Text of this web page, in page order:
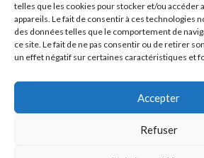
telles que les cookies pour stocker et/ou accéder
appareils. Le fait de consentir à ces technologies
des données telles que le comportement de
ce site. Le fait de ne pas consentir ou de retirer
un effet négatif sur certaines caractéristiques et
Accepter
Refuser
Politique de confidentialité